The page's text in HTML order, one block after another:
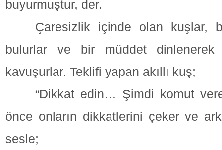
buyurmuştur, der.
Çaresizlik içinde olan kuşlar,
bulurlar ve bir müddet dinlenerek
kavuşurlar. Teklifi yapan akıllı kuş;
“Dikkat edin… Şimdi komut
önce onların dikkatlerini çeker ve
sesle;